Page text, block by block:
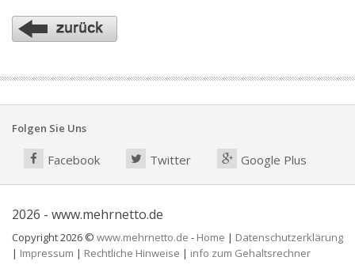
Folgen Sie Uns
Facebook Twitter Google Plus
2026 - www.mehrnetto.de
Copyright 2026 © www.mehrnetto.de - Home | Datenschutzerklärung
| Impressum | Rechtliche Hinweise | info zum Gehaltsrechner